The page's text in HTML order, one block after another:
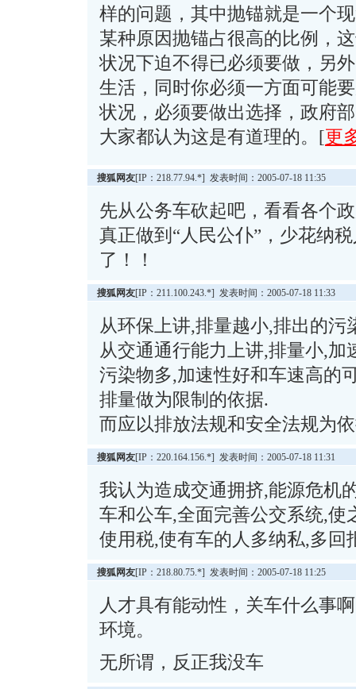
样的问题，其中抛锚就是一个
某种原因抛锚占很高的比例，
状况下迫不得已必须要做，另
生活，同时你必须一方面可能
状况，必须要做出选择，政府
大家都认为这是有道理的。[更
搜狐网友[IP：218.77.94.*] 发表时间：2005-07-18 11:35
先从公务车砍起吧，看看各个
真正做到“人民公仆”，少花纳
了！！
搜狐网友[IP：211.100.243.*] 发表时间：2005-07-18 11:33
从环保上讲,排量越小,排出的污
从交通通行能力上讲,排量小,
污染物多,加速性好和车速高的
排量做为限制的依据.
而应以排放法规和安全法规为
搜狐网友[IP：220.164.156.*] 发表时间：2005-07-18 11:31
我认为造成交通拥挤,能源危机
车和公车,全面完善公交系统,
使用税,使有车的人多纳私,多回
搜狐网友[IP：218.80.75.*] 发表时间：2005-07-18 11:25
人才具有能动性，关车什么事
环境。
无所谓，反正我没车